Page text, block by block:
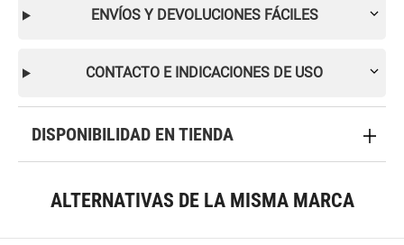
ENVÍOS Y DEVOLUCIONES FÁCILES
CONTACTO E INDICACIONES DE USO
DISPONIBILIDAD EN TIENDA
ALTERNATIVAS DE LA MISMA MARCA